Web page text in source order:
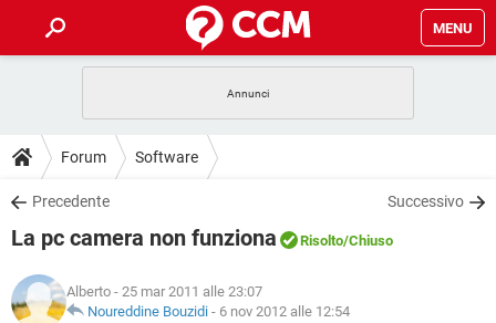
MENU
INTRATTENIMENTO
iOS
INSTAGRAM WHATSAPP
TIKTOK
HARDWARE
GUIDE
COVID-19
INSTAGRAM
DOWNLOAD
COVID-19 GAMING
INTRATTENIMENTO
iOS WINDOWS 10
FORUM
COVID-19
GLOSSARIO
Forum Software
Precedente Successivo
La pc camera non funziona Risolto/Chiuso
Alberto - 25 mar 2011 alle 23:07
Noureddine Bouzidi - 6 nov 2012 alle 12:54